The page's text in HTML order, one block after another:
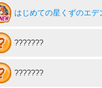
はじめての星くずのエデ
???????
???????